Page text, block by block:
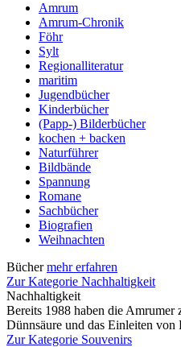
Amrum
Amrum-Chronik
Föhr
Sylt
Regionalliteratur
maritim
Jugendbücher
Kinderbücher
(Papp-) Bilderbücher
kochen + backen
Naturführer
Bildbände
Spannung
Romane
Sachbücher
Biografien
Weihnachten
Büchermehr erfahren
Zur Kategorie Nachhaltigkeit
Nachhaltigkeit
Bereits 1988 haben die Amrumer
Dünnsäure und das Einleiten von
Zur Kategorie Souvenirs